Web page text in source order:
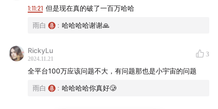
1:11:21 但是现在真的破了一百万哈哈
雨白 : 哈哈哈哈谢谢🙏
RickyLu
2024.11.21
3
全平台100万应该问题不大，有问题那也是小宇宙的问题
雨白 : 哈哈哈哈你真好🥲